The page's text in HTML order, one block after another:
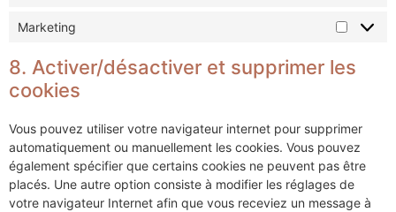
Marketing
8. Activer/désactiver et supprimer les
cookies
Vous pouvez utiliser votre navigateur internet pour supprimer
automatiquement ou manuellement les cookies. Vous pouvez
également spécifier que certains cookies ne peuvent pas être
placés. Une autre option consiste à modifier les réglages de
votre navigateur Internet afin que vous receviez un message à